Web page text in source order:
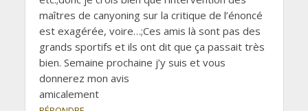
maîtres de canyoning sur la critique de l’énoncé
est exagérée, voire…;Ces amis là sont pas des
grands sportifs et ils ont dit que ça passait très
bien. Semaine prochaine j’y suis et vous
donnerez mon avis
amicalement